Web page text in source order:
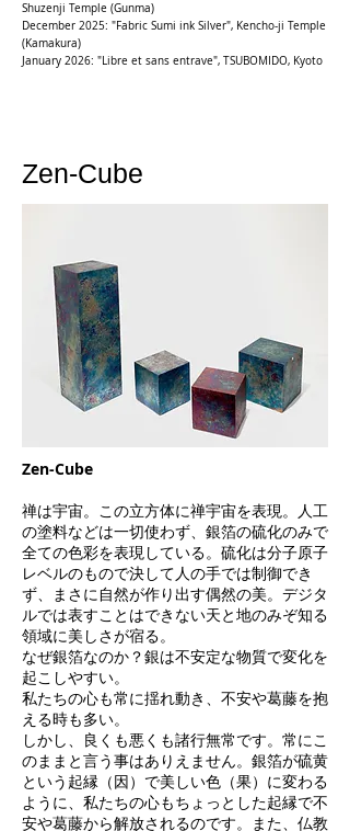
Shuzenji Temple (Gunma)
December 2025: "Fabric Sumi ink Silver", Kencho-ji Temple
(Kamakura)
January 2026: "Libre et sans entrave", TSUBOMIDO, Kyoto
Zen-Cube
Zen-Cube
禅は宇宙。この立方体に禅宇宙を表現。人工
の塗料などは一切使わず、銀箔の硫化のみで
全ての色彩を表現している。硫化は分子原子
レベルのもので決して人の手では制御でき
ず、まさに自然が作り出す偶然の美。デジタ
ルでは表すことはできない天と地のみぞ知る
領域に美しさが宿る。
なぜ銀箔なのか？銀は不安定な物質で変化を
起こしやすい。
私たちの心も常に揺れ動き、不安や葛藤を抱
える時も多い。
しかし、良くも悪くも諸行無常です。常にこ
のままと言う事はありえません。銀箔が硫黄
という起縁（因）で美しい色（果）に変わる
ように、私たちの心もちょっとした起縁で不
安や葛藤から解放されるのです。また、仏教